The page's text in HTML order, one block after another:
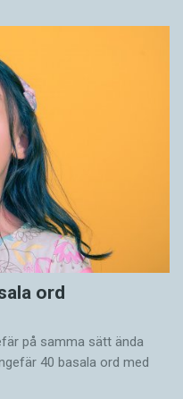
ord
på samma sätt ända
40 basala ord med